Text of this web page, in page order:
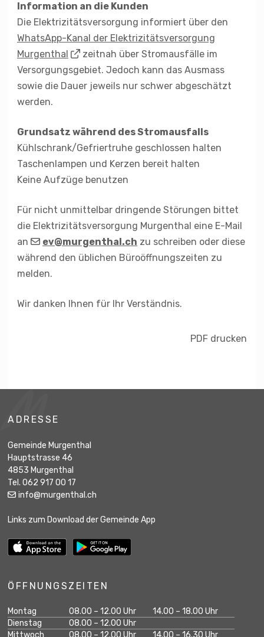
Information an die Kunden
Die Elektrizitätsversorgung informiert über den
WhatsApp-Kanal der Elektrizitätsversorgung
Murgenthal
zeitnah über Stromausfälle im
Versorgungsgebiet. Jedoch kann das Ausmass
sowie die Dauer jeweils nur schwer abgeschätzt
werden.
Grundsatz während des Stromausfalls
Kühlschrank/Gefriertruhe geschlossen halten
Taschenlampen und Kerzen bereit halten
Keine Aufzüge benutzen
Für nicht unmittelbar dringende Störungen bittet
die Elektrizitätsversorgung Murgenthal eine E-Mail
an
ev@murgenthal.ch zu schreiben oder diese
während den üblichen Büroöffnungszeiten zu
melden.
Wir danken Ihnen für Ihr Verständnis.
PDF drucken
Footer
ADRESSE
Gemeinde Murgenthal
Hauptstrasse 46
4853 Murgenthal
Tel. 062 917 00 17
info@murgenthal.ch
Links zum Download der Gemeinde App
ÖFFNUNGSZEITEN
Wochentag Öffnungszeiten Vormittag Öffnungszeiten
Montag 08.00 – 12.00 Uhr
14.00 – 18.00 Uhr
Dienstag
08.00 – 12.00 Uhr